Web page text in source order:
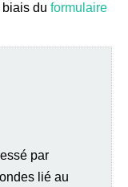
du formulaire
par
lié au